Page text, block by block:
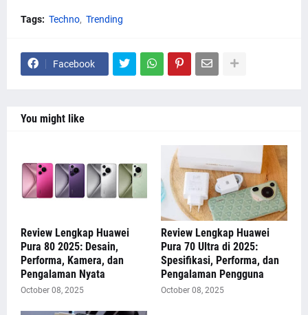
Tags: Techno Trending
Facebook
You might like
Review Lengkap Huawei
Pura 80 2025: Desain,
Performa, Kamera, dan
Pengalaman Nyata
October 08, 2025
Review Lengkap Huawei
Pura 70 Ultra di 2025:
Spesifikasi, Performa, dan
Pengalaman Pengguna
October 08, 2025